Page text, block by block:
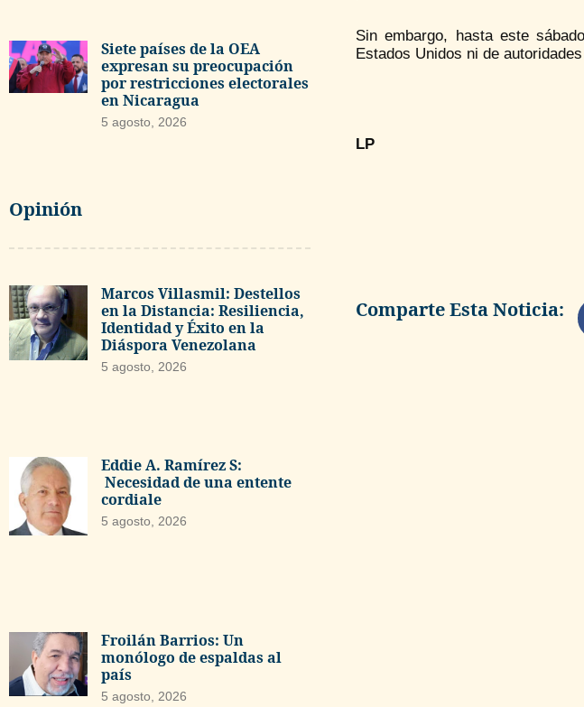
Siete países de la OEA
expresan su preocupación
por restricciones electorales
en Nicaragua
5 agosto, 2026
Opinión
Marcos Villasmil: Destellos
en la Distancia: Resiliencia,
Identidad y Éxito en la
Diáspora Venezolana
5 agosto, 2026
Eddie A. Ramírez S:
Necesidad de una entente
cordiale
5 agosto, 2026
Froilán Barrios: Un
monólogo de espaldas al
país
5 agosto, 2026
Sin embargo, hasta este
Estados Unidos ni de
LP
Comparte Esta Noticia: